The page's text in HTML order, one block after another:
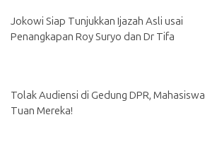
Jokowi Siap Tunjukkan Ijazah Asli usai
Penangkapan Roy Suryo dan Dr Tifa
Tolak Audiensi di Gedung DPR,
Tuan Mereka!